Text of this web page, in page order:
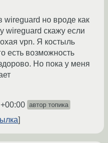
wireguard но вроде как
wireguard скажу если
vpn. Я костыль
есть возможность
Но пока у меня
автор топика